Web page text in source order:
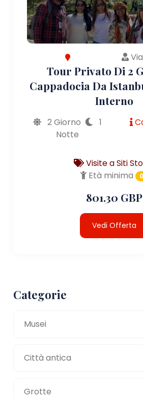
Tour Privato Di 2
Cappadocia Da
Interno
2 Giorno
1
Notte
Visite a Siti
Età minima
0
801.30 GBP
Vedi Offerta
Categorie
Musei
Città antica
Grotte